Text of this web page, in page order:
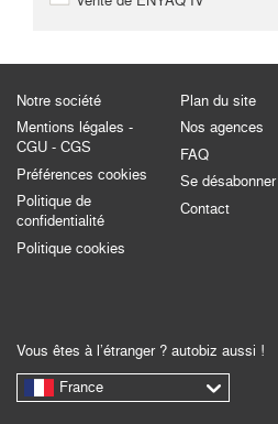
Notre société
Mentions légales -
CGU - CGS
Préférences cookies
Politique de
confidentialité
Politique cookies
Plan du site
Nos agences
FAQ
Se désabonner
Contact
Vous êtes à l’étranger ? autobiz aussi !
France